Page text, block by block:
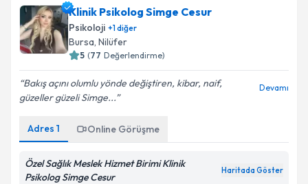
Klinik Psikolog Simge Cesur
Psikoloji +1diğer
Bursa, Nilüfer
5 (77 Değerlendirme)
Bakış açını olumlu yönde değiştiren, kibar, naif,
güzeller güzeli Simge...
Devamı
Adres 1 Online Görüşme
Özel Sağlık Meslek Hizmet Birimi Klinik
Psikolog Simge Cesur
Haritada Göster